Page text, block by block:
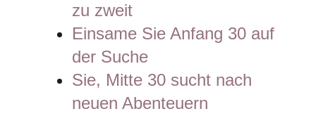
zu zweit
Einsame Sie Anfang 30 auf
der Suche
Sie, Mitte 30 sucht nach
neuen Abenteuern